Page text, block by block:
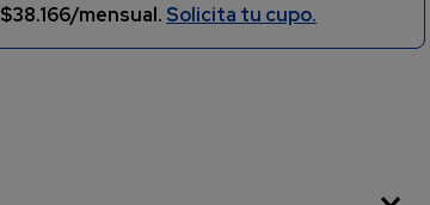
$38.166/mensual. Solicita tu cupo.